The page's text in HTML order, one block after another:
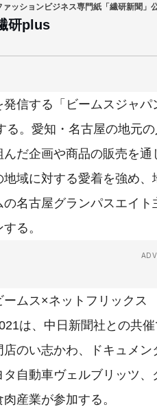
ァッションビジネス専門紙「繊研新聞」
研plus
信する「ビームスジャパ
る。愛知・名古屋の地元
んだ企画や商品の販売を
域に対する愛着を強め
名古屋グランパスエイ
る。
ームス×ネットフリック
は、中日新聞社との共
店のい志かわ、ドキュメ
タ自動車ヴェルブリッツ
産業が参加する。